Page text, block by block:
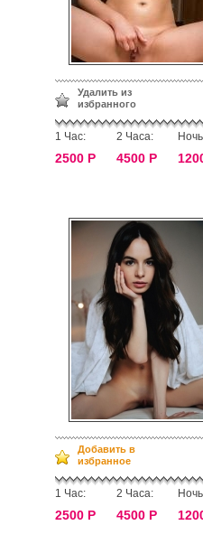
Удалить из
избранного
1 Час:
2500 Р
2 Часа:
4500 Р
Добавить в
избранное
1 Час:
2500 Р
2 Часа:
4500 Р